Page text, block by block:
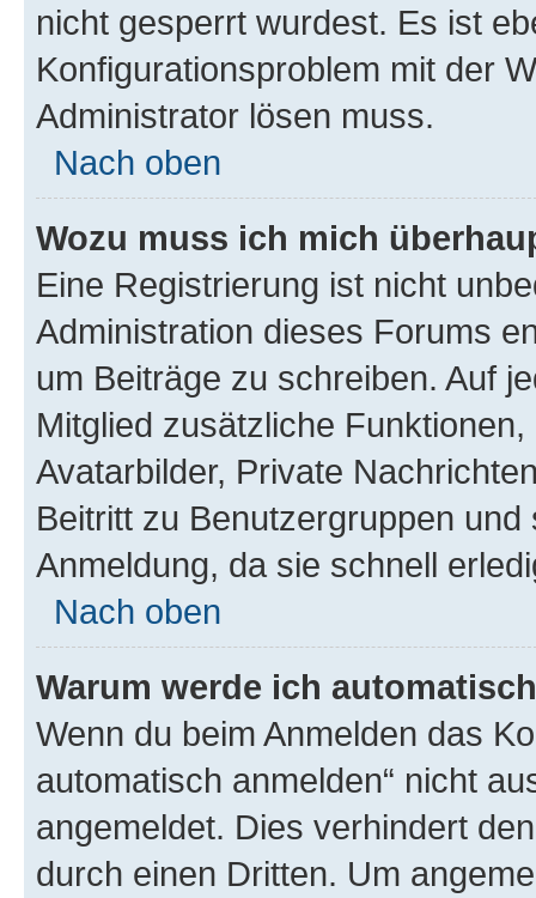
nicht gesperrt wurdest. Es ist
Konfigurationsproblem mit der
Administrator lösen muss.
Nach oben
Wozu muss ich mich
Eine Registrierung ist nicht
Administration dieses Forums
um Beiträge zu schreiben. Auf
Mitglied zusätzliche
Avatarbilder, Private
Beitritt zu Benutzergruppen
Anmeldung, da sie schnell
Nach oben
Warum werde ich
Wenn du beim Anmelden das
automatisch anmelden“ nicht
angemeldet. Dies verhindert
durch einen Dritten. Um